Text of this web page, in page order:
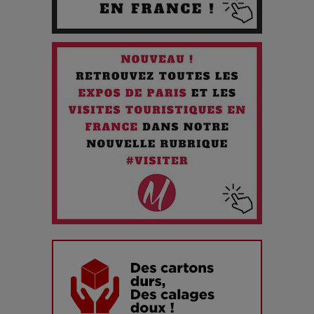
Quand l'Opéra Rencontre l'IA : Lola Volonakis, l'Artiste du
Paradoxe qui Chante le Futur
Chien 51 - Quand l’IA prend le pouvoir : une plongée dans un
futur troublant
Maïra Kerey, la “voix d’or du Kazakhstan”, célèbre ses 30
ans de carrière à la Salle Gaveau
Les dessous de la fast fashion : un désastre écologique en
7 Techniques Secrètes des Photographes de Stars